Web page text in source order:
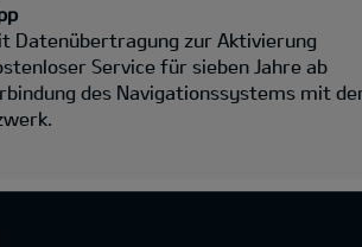
Datenübertragung zur Aktivierung
Service für sieben Jahre ab
des Navigationssystems mit